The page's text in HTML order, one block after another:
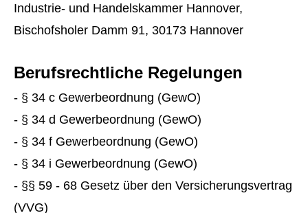
Industrie- und Handelskammer Hannover,
Bischofsholer Damm 91, 30173 Hannover
Berufsrechtliche Regelungen
- § 34 c Gewerbeordnung (GewO)
- § 34 d Gewerbeordnung (GewO)
- § 34 f Gewerbeordnung (GewO)
- § 34 i Gewerbeordnung (GewO)
- §§ 59 - 68 Gesetz über den Versicherungsvertrag
(VVG)